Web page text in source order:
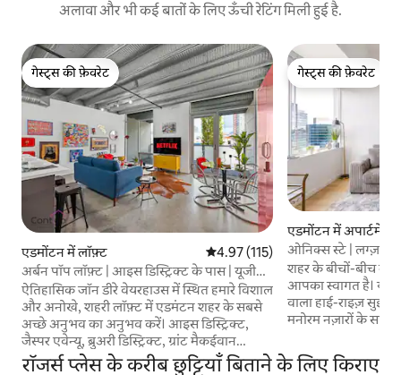
अलावा और भी कई बातों के लिए ऊँची रेटिंग मिली हुई है.
गेस्ट्स की फ़ेवरेट
गेस्ट्स की फ़ेवरेट
एडमोंटन में लॉफ़्ट औसत रेटिंग 5 में से 4.97, 115 समीक्षाएँ
4.97 (115)
अर्बन पॉप लॉफ़्ट | आइस डिस्ट्रिक्ट के पास | यूजी
पार्किंग!
ऐतिहासिक जॉन डीरे वेयरहाउस में स्थित हमारे विशाल
और अनोखे, शहरी लॉफ़्ट में एडमंटन शहर के सबसे
अच्छे अनुभव का अनुभव करें। आइस डिस्ट्रिक्ट,
जैस्पर एवेन्यू, ब्रुअरी डिस्ट्रिक्ट, ग्रांट मैकईवान
यूनिवर्सिटी और WEM से सिर्फ़ कुछ मिनट की दूरी
गेस्ट्स की फ़ेवरेट
गेस्ट्स की फ़ेवरेट
एडमोंटन में अपार्टमेंट
ओनिक्स स्टे | लग्ज़री
शहर के बीचों-बीच
आपका स्वागत है। यह
वाला हाई-राइज़ सुईट
मनोरम नज़ारों के
देता है। खुले कॉन्सेप्ट
सुविधाओं से लैस
रॉजर्स प्लेस के करीब छुट्टियाँ बिताने के लिए किराए